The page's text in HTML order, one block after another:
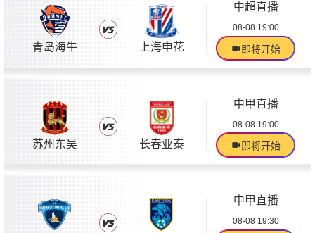
青岛海牛 上海申花
中超直播
08-08 19:00
即将开始
苏州东吴 长春亚泰
中甲直播
08-08 19:00
即将开始
中甲直播
08-08 19:30